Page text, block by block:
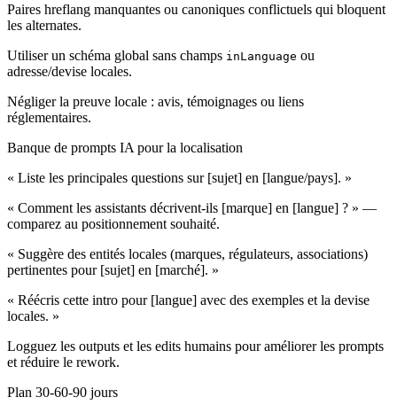
Paires hreflang manquantes ou canoniques conflictuels qui bloquent
les alternates.
Utiliser un schéma global sans champs inLanguage ou
adresse/devise locales.
Négliger la preuve locale : avis, témoignages ou liens
réglementaires.
Banque de prompts IA pour la localisation
« Liste les principales questions sur [sujet] en [langue/pays]. »
« Comment les assistants décrivent-ils [marque] en [langue] ? » —
comparez au positionnement souhaité.
« Suggère des entités locales (marques, régulateurs, associations)
pertinentes pour [sujet] en [marché]. »
« Réécris cette intro pour [langue] avec des exemples et la devise
locales. »
Logguez les outputs et les edits humains pour améliorer les prompts
et réduire le rework.
Plan 30-60-90 jours